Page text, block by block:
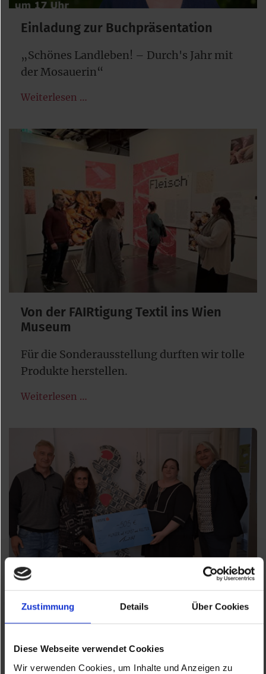
Zustimmung Details Über Cookies
Diese Webseite verwendet Cookies
Wir verwenden Cookies, um Inhalte und Anzeigen zu
Einladung zur Buchpräsentation
„Schönes Landleben! – Durch's Jahr mit
der Mosauerin“
Weiterlesen …
Von der FAIRtigung Textil ins Wien
Museum
Für die Sonderausstellung durften wir tolle
Produkte herstellen.
Weiterlesen …
Fußballkunst mit sozialem Mehrwert
„Hunger auf Kunst und Kultur“